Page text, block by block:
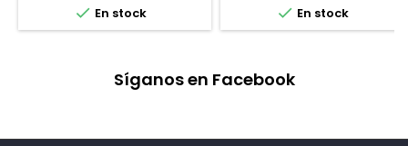
 En stock  En stock
Síganos en Facebook